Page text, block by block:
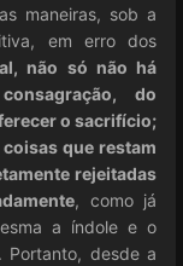
maneiras, sob a
em erro dos
não só não há
do
o sacrifício;
que restam
rejeitadas
, como já
a índole e o
Portanto, desde a